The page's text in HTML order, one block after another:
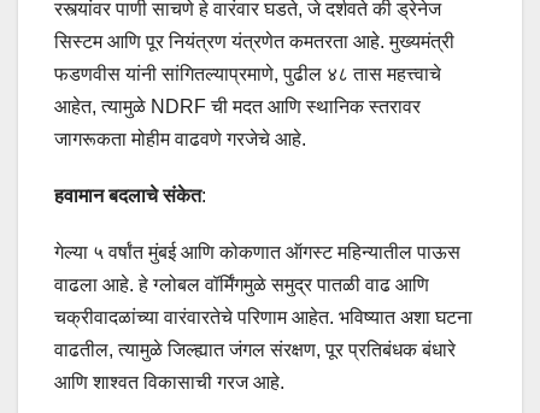
रस्त्यांवर पाणी साचणे हे वारंवार घडते, जे दर्शवते की ड्रेनेज
सिस्टम आणि पूर नियंत्रण यंत्रणेत कमतरता आहे. मुख्यमंत्री
फडणवीस यांनी सांगितल्याप्रमाणे, पुढील ४८ तास महत्त्वाचे
आहेत, त्यामुळे NDRF ची मदत आणि स्थानिक स्तरावर
जागरूकता मोहीम वाढवणे गरजेचे आहे.
हवामान बदलाचे संकेत:
गेल्या ५ वर्षांत मुंबई आणि कोकणात ऑगस्ट महिन्यातील पाऊस
वाढला आहे. हे ग्लोबल वॉर्मिंगमुळे समुद्र पातळी वाढ आणि
चक्रीवादळांच्या वारंवारतेचे परिणाम आहेत. भविष्यात अशा घटना
वाढतील, त्यामुळे जिल्ह्यात जंगल संरक्षण, पूर प्रतिबंधक बंधारे
आणि शाश्वत विकासाची गरज आहे.